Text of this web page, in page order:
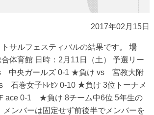
2017年02月15日
サルフェスティバルの結果です。 場
体育館 日時：2月11日（土） 予選リー
中央ガールズ 0-1 ★負け vs 宮教大附
石巻女子ﾄﾚｾﾝ 0-10 ★負け 3位トーナメ
ace 0-1 ★負け 8チーム中6位 5年生の
メンバーは固定せず前後半でメンバーを